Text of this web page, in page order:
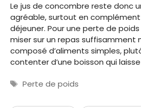
Le jus de concombre reste donc
agréable, surtout en
déjeuner. Pour une perte de
miser sur un repas suffisamment
composé d’aliments simples,
contenter d’une boisson qui
Étiquettes
Perte de poids